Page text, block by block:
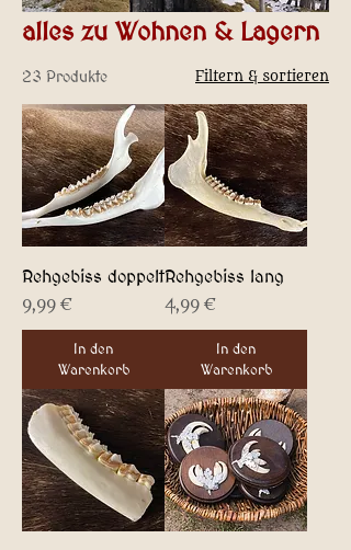
alles zu Wohnen & Lagern
23 Produkte Filtern & sortieren
Rehgebiss doppelt
Preis
9,99 €
In den
Warenkorb
Rehgebiss lang
Preis
4,99 €
In den
Warenkorb